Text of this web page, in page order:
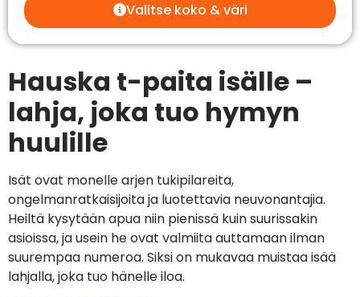
Valitse koko & väri
Hauska t-paita isälle –
lahja, joka tuo hymyn
huulille
Isät ovat monelle arjen tukipilareita,
ongelmanratkaisijoita ja luotettavia neuvonantajia.
Heiltä kysytään apua niin pienissä kuin suurissakin
asioissa, ja usein he ovat valmiita auttamaan ilman
suurempaa numeroa. Siksi on mukavaa muistaa isää
lahjalla, joka tuo hänelle iloa.